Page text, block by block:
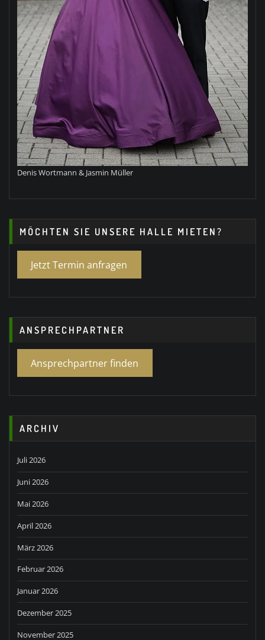
Denis Wortmann & Jasmin Müller
MÖCHTEN SIE UNSERE HALLE MIETEN?
Jetzt Termin anfragen
ANSPRECHPARTNER
Ansprechpartner finden
ARCHIV
Juli 2026
Juni 2026
Mai 2026
April 2026
März 2026
Februar 2026
Januar 2026
Dezember 2025
November 2025